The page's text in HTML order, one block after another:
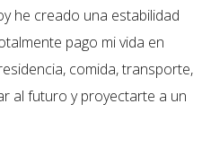
he creado una estabilidad
pago mi vida en
comida, transporte,
al futuro y proyectarte a un